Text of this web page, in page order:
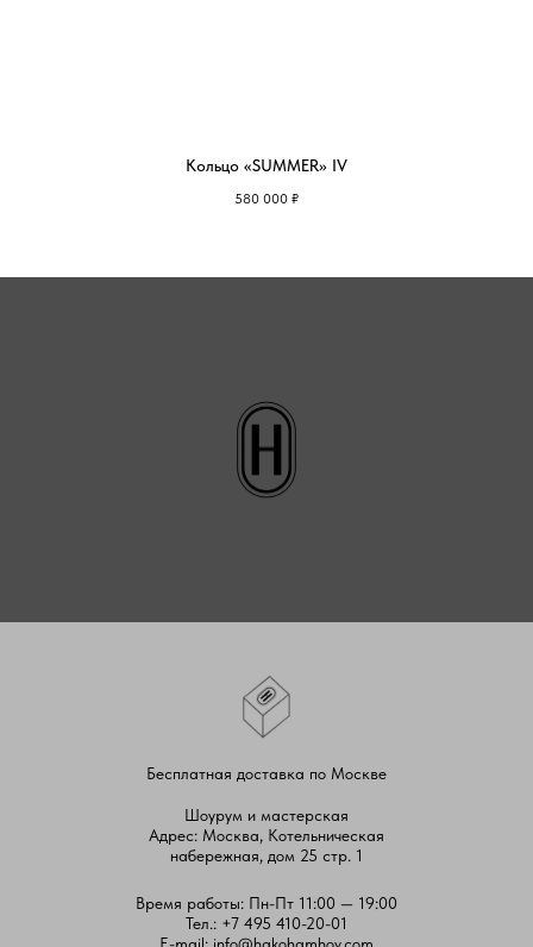
Кольцо «SUMMER» IV
580 000 ₽
Шоурум и мастерская
Адрес: Москва, Котельническая
набережная, дом 25 стр. 1
Время работы: Пн-Пт 11:00 — 19:00
Тел.: +7 495 410-20-01
E-mail: info@hakohamhov.com
Бесплатная доставка по Москве